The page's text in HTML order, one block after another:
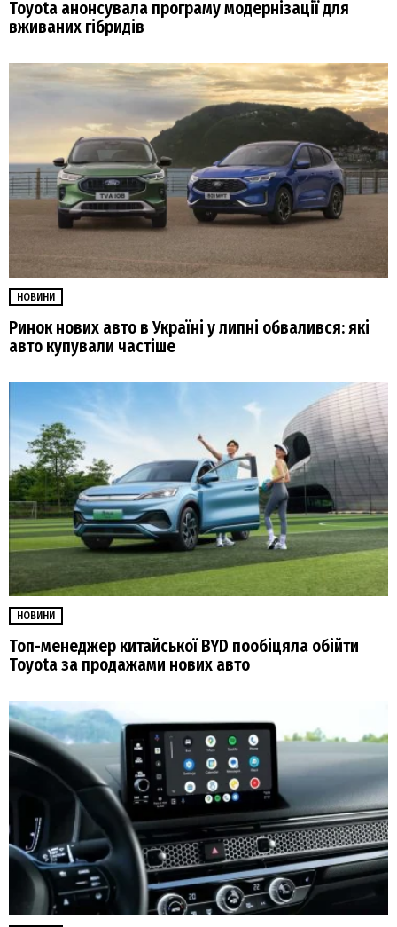
Toyota анонсувала програму модернізації для
вживаних гібридів
НОВИНИ
Ринок нових авто в Україні у липні обвалився: які
авто купували частіше
НОВИНИ
Топ-менеджер китайської BYD пообіцяла обійти
Toyota за продажами нових авто